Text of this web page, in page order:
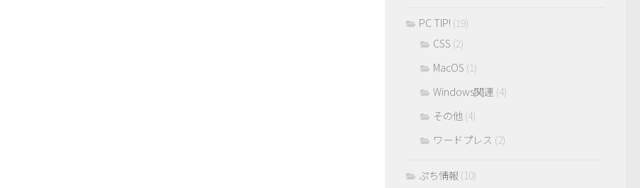
PC TIP! (19)
CSS (2)
MacOS (1)
Windows関連 (4)
その他 (4)
ワードプレス (2)
ぷち情報 (10)